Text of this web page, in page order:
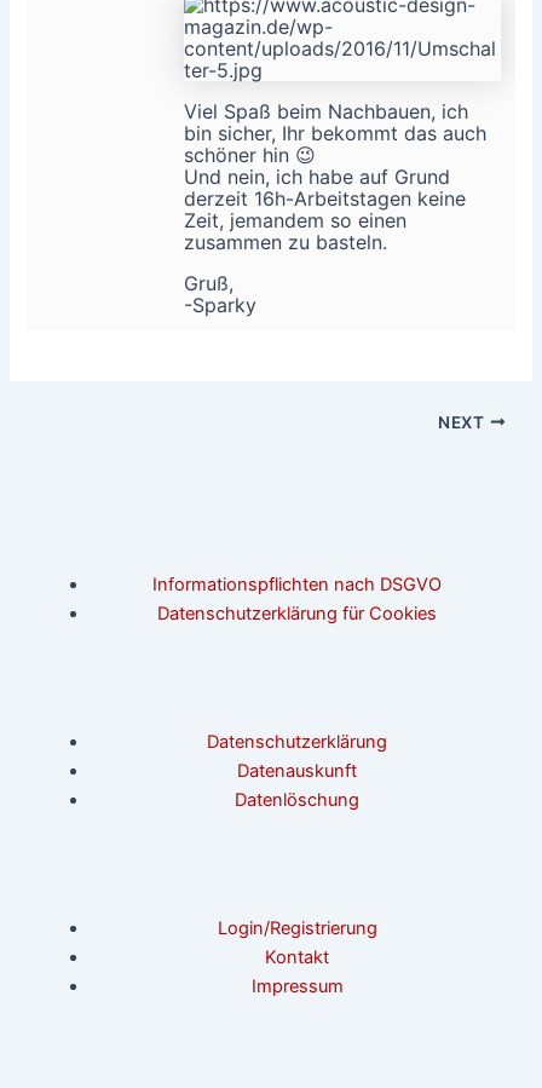
Viel Spaß beim Nachbauen, ich
bin sicher, Ihr bekommt das auch
schöner hin 😉
Und nein, ich habe auf Grund
derzeit 16h-Arbeitstagen keine
Zeit, jemandem so einen
zusammen zu basteln.
Gruß,
-Sparky
NEXT
Informationspflichten nach DSGVO
Datenschutzerklärung für Cookies
Datenschutzerklärung
Datenauskunft
Datenlöschung
Login/Registrierung
Kontakt
Impressum